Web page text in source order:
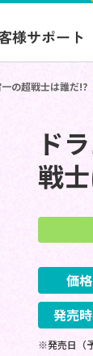
様サポート
の超戦士は誰だ!?
ド
戦
価格
発売
※発売日（